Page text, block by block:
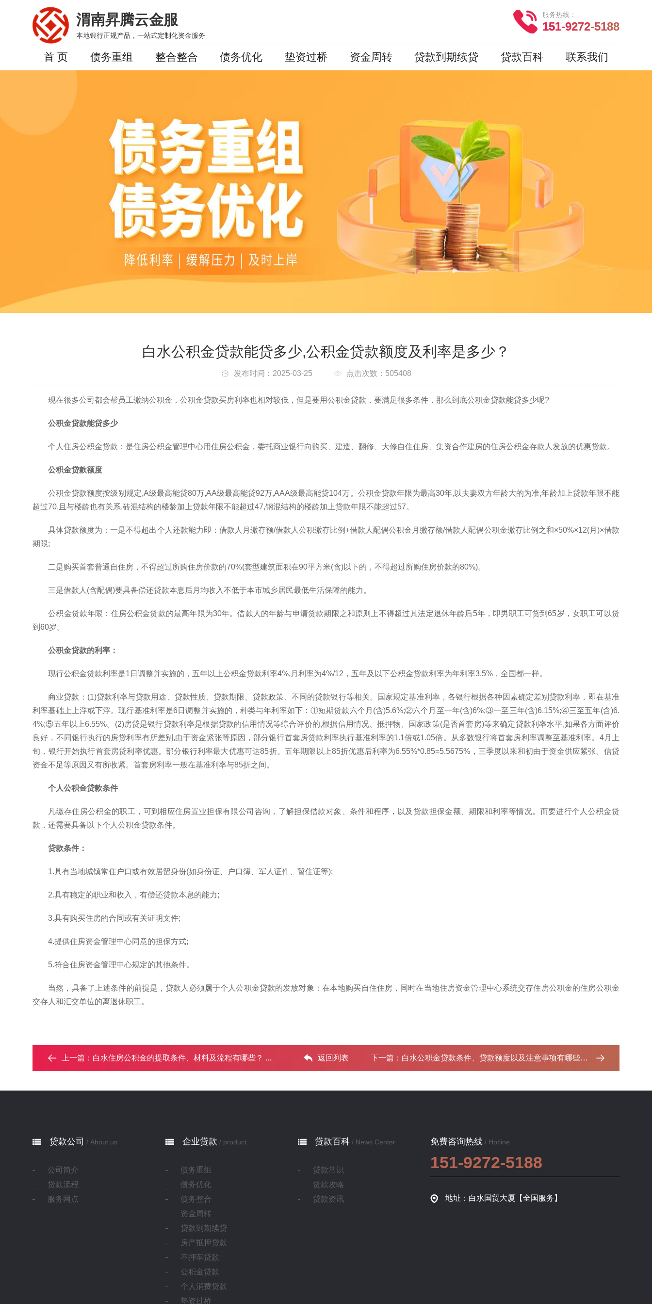
渭南昇腾云金服
本地银行正规产品，一站式定制化资金服务
服务热线：
151-9272-5188
首 页 债务重组 整合整合 债务优化 垫资过桥 资金周转 贷款到期续贷 贷款百科 联系我们
白水公积金贷款能贷多少,公积金贷款额度及利率是多少？
发布时间：2025-03-25 点击次数：505408
现在很多公司都会帮员工缴纳公积金，公积金贷款买房利率也相对较低，但是要用公积金贷款，要满足很多条件，那么到底公积金贷款能贷多少呢?
公积金贷款能贷多少
个人住房公积金贷款：是住房公积金管理中心用住房公积金，委托商业银行向购买、建造、翻修、大修自住住房、集资合作建房的住房公积金存款人发放的优惠贷款。
公积金贷款额度
公积金贷款额度按级别规定,A级最高能贷80万,AA级最高能贷92万,AAA级最高能贷104万。公积金贷款年限为最高30年,以夫妻双方年龄大的为准,年龄加上贷款年限不能
超过70,且与楼龄也有关系,砖混结构的楼龄加上贷款年限不能超过47,钢混结构的楼龄加上贷款年限不能超过57。
具体贷款额度为：一是不得超出个人还款能力即：借款人月缴存额/借款人公积缴存比例+借款人配偶公积金月缴存额/借款人配偶公积金缴存比例之和×50%×12(月)×借款
期限;
二是购买首套普通自住房，不得超过所购住房价款的70%(套型建筑面积在90平方米(含)以下的，不得超过所购住房价款的80%)。
三是借款人(含配偶)要具备偿还贷款本息后月均收入不低于本市城乡居民最低生活保障的能力。
公积金贷款年限：住房公积金贷款的最高年限为30年。借款人的年龄与申请贷款期限之和原则上不得超过其法定退休年龄后5年，即男职工可贷到65岁，女职工可以贷
到60岁。
公积金贷款的利率：
现行公积金贷款利率是1日调整并实施的，五年以上公积金贷款利率4%,月利率为4%/12，五年及以下公积金贷款利率为年利率3.5%，全国都一样。
商业贷款：(1)贷款利率与贷款用途、贷款性质、贷款期限、贷款政策、不同的贷款银行等相关。国家规定基准利率，各银行根据各种因素确定差别贷款利率，即在基准
利率基础上上浮或下浮。现行基准利率是6日调整并实施的，种类与年利率如下：①短期贷款六个月(含)5.6%;②六个月至一年(含)6%;③一至三年(含)6.15%;④三至五年(含)6.
4%;⑤五年以上6.55%。(2)房贷是银行贷款利率是根据贷款的信用情况等综合评价的,根据信用情况、抵押物、国家政策(是否首套房)等来确定贷款利率水平,如果各方面评价
良好，不同银行执行的房贷利率有所差别,由于资金紧张等原因，部分银行首套房贷款利率执行基准利率的1.1倍或1.05倍。从多数银行将首套房利率调整至基准利率。4月上
旬，银行开始执行首套房贷利率优惠。部分银行利率最大优惠可达85折。五年期限以上85折优惠后利率为6.55%*0.85=5.5675%，三季度以来和初由于资金供应紧张、信贷
资金不足等原因又有所收紧。首套房利率一般在基准利率与85折之间。
个人公积金贷款条件
凡缴存住房公积金的职工，可到相应住房置业担保有限公司咨询，了解担保借款对象、条件和程序，以及贷款担保金额、期限和利率等情况。而要进行个人公积金贷
款，还需要具备以下个人公积金贷款条件。
贷款条件：
1.具有当地城镇常住户口或有效居留身份(如身份证、户口簿、军人证件、暂住证等);
2.具有稳定的职业和收入，有偿还贷款本息的能力;
3.具有购买住房的合同或有关证明文件;
4.提供住房资金管理中心同意的担保方式;
5.符合住房资金管理中心规定的其他条件。
当然，具备了上述条件的前提是，贷款人必须属于个人公积金贷款的发放对象：在本地购买自住住房，同时在当地住房资金管理中心系统交存住房公积金的住房公积金
交存人和汇交单位的离退休职工。
上一篇： 白水住房公积金的提取条件、材料及流程有哪些？ ...‌ 返回列表 下一篇： 白水公积金贷款条件、贷款额度以及注意事项有哪些？ ...‌
免费咨询热线 / Hotline
151-9272-5188
地址：白水国贸大厦【全国服务】
贷款公司 / About us
公司简介
贷款流程
服务网点
企业贷款 / product
债务重组
债务优化
债务整合
资金周转
贷款到期续贷
房产抵押贷款
不押车贷款
公积金贷款
个人消费贷款
垫资过桥
贷款百科/ News Center
贷款常识
贷款攻略
贷款资讯